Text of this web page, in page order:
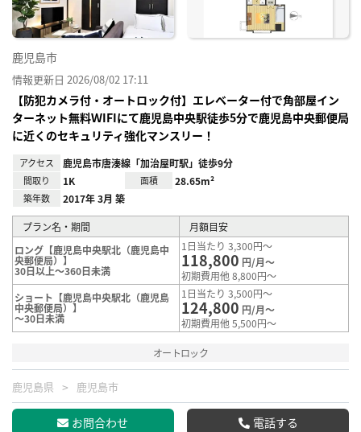
鹿児島市
情報更新日 2026/08/02 17:11
【防犯カメラ付・オートロック付】エレベーター付で角部屋イン
ターネット無料ＷIFIにて鹿児島中央駅徒歩5分で鹿児島中央郵便局
に近くのセキュリティ強化マンスリー！
アクセス 鹿児島市唐湊線「加治屋町駅」徒歩9分
間取り 1K 面積 28.65m²
築年数 2017年 3月 築
プラン名・期間
月額目安
ロング【鹿児島中央駅北（鹿児島中
央郵便局）】
30日以上～360日未満
1日当たり 3,300円～
118,800 円/月～
初期費用他 8,800円～
ショート【鹿児島中央駅北（鹿児島
中央郵便局）】
～30日未満
1日当たり 3,500円～
124,800 円/月～
初期費用他 5,500円～
オートロック
鹿児島県 鹿児島市
お問合わせ 電話する